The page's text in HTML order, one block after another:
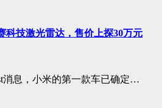
科技激光雷达，售价上探30万元
消息，小米的第一款车已确定…